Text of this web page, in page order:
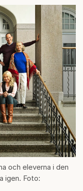
och eleverna i den
igen. Foto: